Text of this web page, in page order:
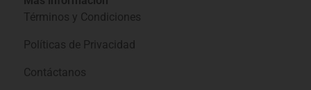
Términos y Condiciones
Políticas de Privacidad
Contáctanos